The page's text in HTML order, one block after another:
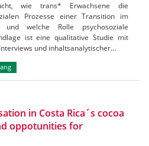
wie trans* Erwachsene die
Prozesse einer Transition im
und welche Rolle psychosoziale
ist eine qualitative Studie mit
und inhaltsanalytischer…
in Costa Rica´s cocoa
oppotunities for